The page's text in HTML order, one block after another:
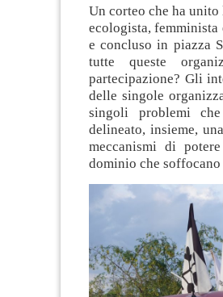
Un corteo che ha
ecologista,
e concluso in piazza
tutte queste
partecipazione? Gli
delle singole
singoli problemi
delineato, insieme,
meccanismi di
dominio che soffocano